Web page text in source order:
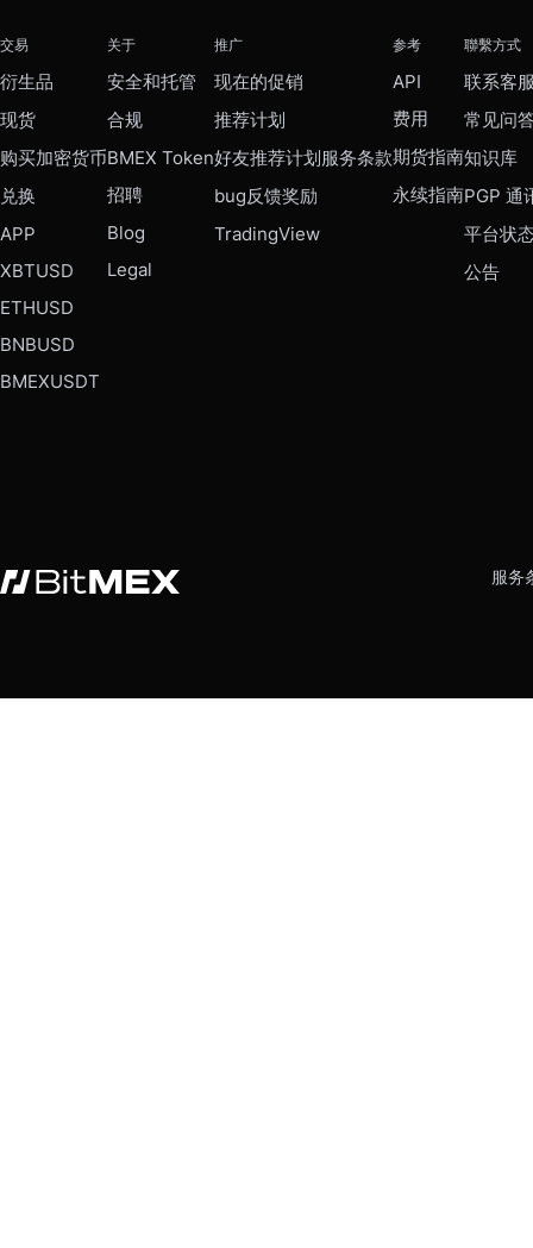
交易
衍生品
现货
购买加密货币
兑换
APP
XBTUSD
ETHUSD
BNBUSD
BMEXUSDT
关于
安全和托管
合规
BMEX Token
招聘
Blog
Legal
推广
现在的促销
推荐计划
好友推荐计划服务条款
bug反馈奖励
TradingView
参考
API
费用
期货指南
永续指南
聯繫方式
联系客
常见问
知识库
PGP 通
平台状
公告
服务